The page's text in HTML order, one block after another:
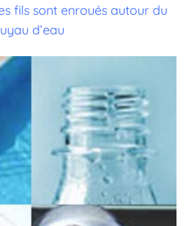
fils sont enroués autour du
d’eau